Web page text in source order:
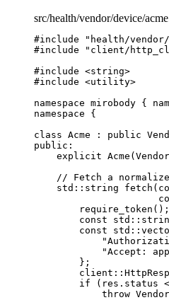
src/health/vendor/device/
#include " health/
#include
" client/
#include <string>
#include <utility>
namespace mirobody {
namespace {
class Acme : public
public:
explicit Acme
// Fetch a
std::string fetch (
require_token ();
const
const
"
"Accept:
};
if ( res . status <
throw